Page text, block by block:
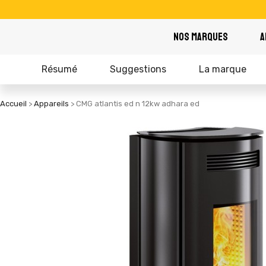
NOS MARQUES
Accueil Appareils CMG atlantis ed n 12kw adhara ed
Résumé Suggestions La marque